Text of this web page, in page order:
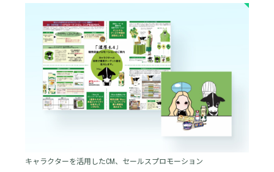
キャラクターを活用したCM、セールスプロモーション